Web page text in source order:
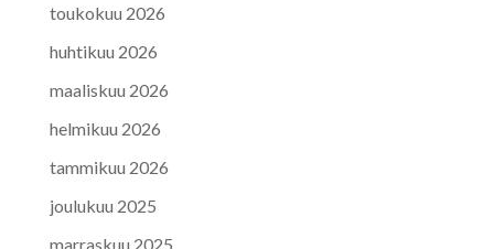
toukokuu 2026
huhtikuu 2026
maaliskuu 2026
helmikuu 2026
tammikuu 2026
joulukuu 2025
marraskuu 2025